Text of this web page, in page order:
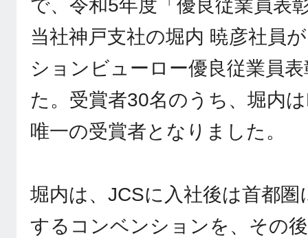
で、令和5年度「優良従業員表
当社神戸支社の堀内 暁彦社員
ションビューロー優良従業員
た。受賞者30名のうち、堀内
唯一の受賞者となりました。
堀内は、JCSに入社後は首都
するコンベンションを、その